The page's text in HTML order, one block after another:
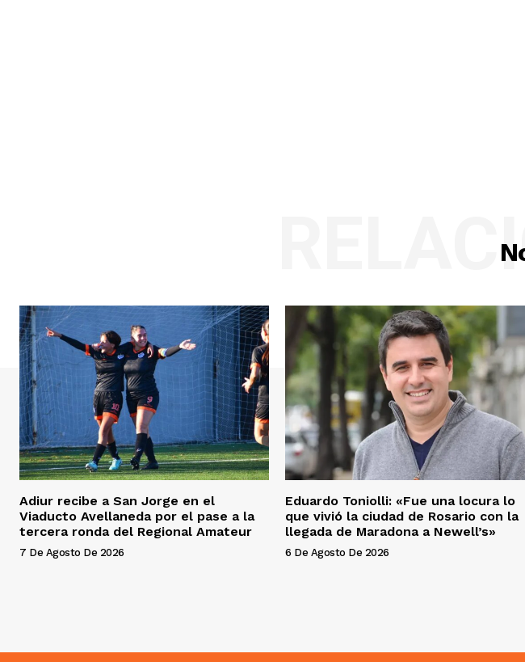
Adiur recibe a San Jorge en el
Viaducto Avellaneda por el pase a la
tercera ronda del Regional Amateur
7 De Agosto De 2026
Eduardo Toniolli: «Fue una locura lo
que vivió la ciudad de Rosario con la
llegada de Maradona a Newell’s»
6 De Agosto De 2026